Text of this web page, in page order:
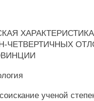
ЧЕТВЕРТИЧНЫХ
ученой